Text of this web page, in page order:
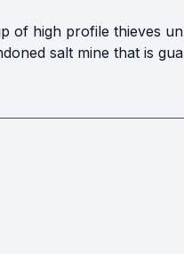
of high profile thieves
salt mine that is